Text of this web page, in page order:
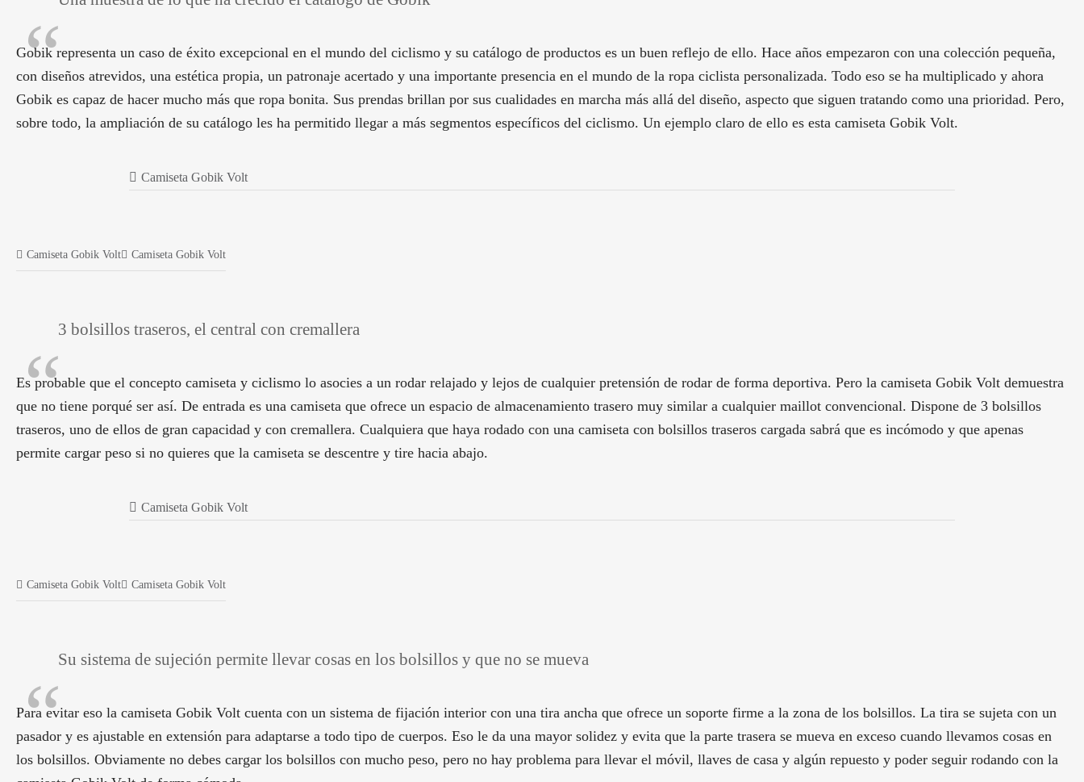
Gobik representa un caso de éxito excepcional en el mundo del ciclismo y su catálogo de productos es un buen reflejo de ello. Hace años empezaron con una colección pequeña,
con diseños atrevidos, una estética propia, un patronaje acertado y una importante presencia en el mundo de la ropa ciclista personalizada. Todo eso se ha multiplicado y ahora
Gobik es capaz de hacer mucho más que ropa bonita. Sus prendas brillan por sus cualidades en marcha más allá del diseño, aspecto que siguen tratando como una prioridad. Pero,
sobre todo, la ampliación de su catálogo les ha permitido llegar a más segmentos específicos del ciclismo. Un ejemplo claro de ello es esta camiseta Gobik Volt.
Camiseta Gobik Volt
Camiseta Gobik Volt Camiseta Gobik Volt
3 bolsillos traseros, el central con cremallera
Es probable que el concepto camiseta y ciclismo lo asocies a un rodar relajado y lejos de cualquier pretensión de rodar de forma deportiva. Pero la camiseta Gobik Volt demuestra
que no tiene porqué ser así. De entrada es una camiseta que ofrece un espacio de almacenamiento trasero muy similar a cualquier maillot convencional. Dispone de 3 bolsillos
traseros, uno de ellos de gran capacidad y con cremallera. Cualquiera que haya rodado con una camiseta con bolsillos traseros cargada sabrá que es incómodo y que apenas
permite cargar peso si no quieres que la camiseta se descentre y tire hacia abajo.
Camiseta Gobik Volt
Camiseta Gobik Volt Camiseta Gobik Volt
Su sistema de sujeción permite llevar cosas en los bolsillos y que no se mueva
Para evitar eso la camiseta Gobik Volt cuenta con un sistema de fijación interior con una tira ancha que ofrece un soporte firme a la zona de los bolsillos. La tira se sujeta con un
pasador y es ajustable en extensión para adaptarse a todo tipo de cuerpos. Eso le da una mayor solidez y evita que la parte trasera se mueva en exceso cuando llevamos cosas en
los bolsillos. Obviamente no debes cargar los bolsillos con mucho peso, pero no hay problema para llevar el móvil, llaves de casa y algún repuesto y poder seguir rodando con la